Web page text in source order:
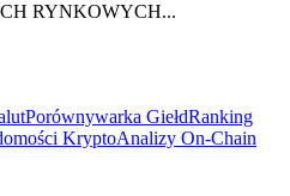
RYNKOWYCH...
Porównywarka GiełdRanking
KryptoAnalizy On-Chain